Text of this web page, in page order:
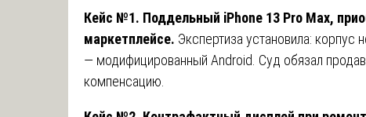
Кейс №1. Поддельный iPhone 13 Pro Max,
маркетплейсе. Экспертиза установила: корпус
— модифицированный Android. Суд обязал
компенсацию.